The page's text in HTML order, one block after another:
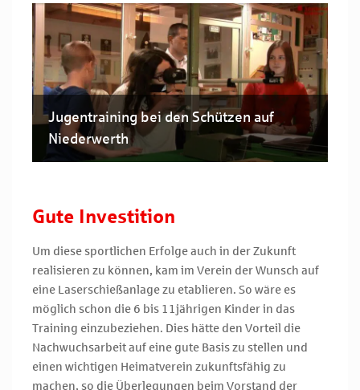
Jugentraining bei den Schützen auf
Niederwerth
Gute Investition
Um diese sportlichen Erfolge auch in der Zukunft
realisieren zu können, kam im Verein der Wunsch auf
eine Laserschießanlage zu etablieren. So wäre es
möglich schon die 6 bis 11jährigen Kinder in das
Training einzubeziehen. Dies hätte den Vorteil die
Nachwuchsarbeit auf eine gute Basis zu stellen und
einen wichtigen Heimatverein zukunftsfähig zu
machen, so die Überlegungen beim Vorstand der